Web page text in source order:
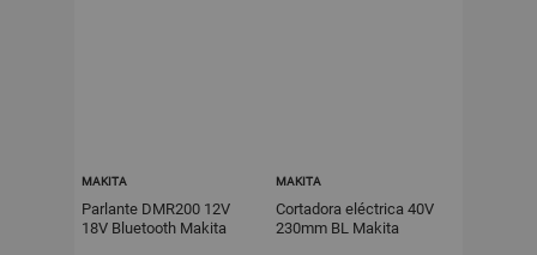
MAKITA
Parlante DMR200 12V
18V Bluetooth Makita
MAKITA
Cortadora eléctrica 40V
230mm BL Makita